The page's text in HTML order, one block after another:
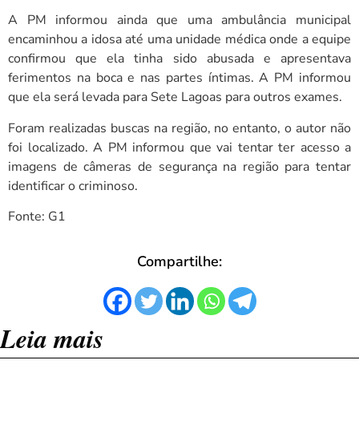
A PM informou ainda que uma ambulância municipal
encaminhou a idosa até uma unidade médica onde a equipe
confirmou que ela tinha sido abusada e apresentava
ferimentos na boca e nas partes íntimas. A PM informou
que ela será levada para Sete Lagoas para outros exames.
Foram realizadas buscas na região, no entanto, o autor não
foi localizado. A PM informou que vai tentar ter acesso a
imagens de câmeras de segurança na região para tentar
identificar o criminoso.
Fonte: G1
Compartilhe:
Leia mais